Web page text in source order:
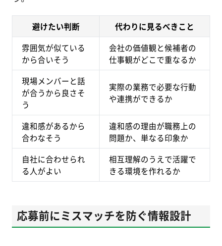
避けたい判断
代わりに見るべきこと
雰囲気が似ている
から合いそう
会社の価値観と候補者の
仕事観がどこで重なるか
現場メンバーと話
が合うから良さそ
う
実際の業務で必要な行動
や連携ができるか
違和感があるから
合わなそう
違和感の理由が職務上の
問題か、単なる印象か
自社に合わせられ
る人がよい
相互理解のうえで活躍で
きる環境を作れるか
応募前にミスマッチを防ぐ情報設計